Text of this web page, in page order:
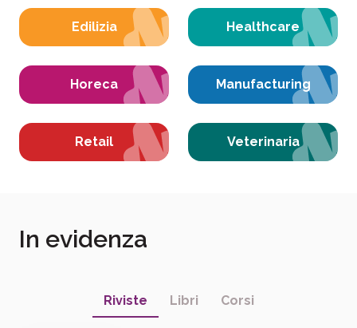
Edilizia Healthcare
Horeca Manufacturing
Retail Veterinaria
In evidenza
Riviste Libri Corsi